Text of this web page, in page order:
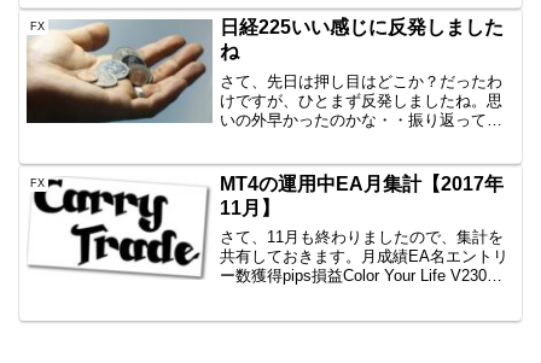
トータルとしてちょっと少ないかなとい
う感じです。ただ少ないと...
FX
日経225いい感じに反発しました
ね
さて、先日は押し目はどこか？だったわ
けですが、ひとまず反発しましたね。思
いの外早かったのかな・・振り返ってみ
ですからね。買えば儲かるんじゃないか
と言われれば概ねそう...
FX
MT4の運用中EA月集計【2017年
11月】
さて、11月も終わりましたので、集計を
共有しておきます。月成績EA名エントリ
ー数獲得pips損益Color Your Life V230